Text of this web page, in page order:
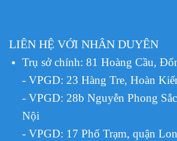
LIÊN HỆ VỚI NHÂN DUYÊN
Trụ sở chính: 81 Hoàng Cầu,
- VPGD: 23 Hàng Tre, Hoàn
- VPGD: 28b Nguyễn Phong
Nội
- VPGD: 17 Phố Trạm, quận